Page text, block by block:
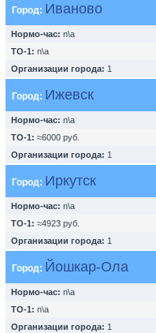
Город: Иваново
Нормо-час: n\a
ТО-1: n\a
Организации города: 1
Город: Ижевск
Нормо-час: n\a
ТО-1: ≈6000 руб.
Организации города: 1
Город: Иркутск
Нормо-час: n\a
ТО-1: ≈4923 руб.
Организации города: 1
Город: Йошкар-Ола
Нормо-час: n\a
ТО-1: n\a
Организации города: 1